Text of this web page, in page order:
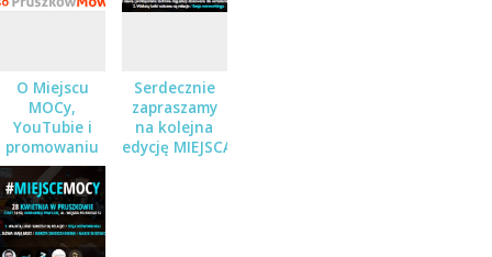
O Miejscu
MOCy,
YouTubie i
promowaniu
w internecie
– Audycja „Co
Pruszków
Mówi” w
POPRadiu
Serdecznie
zapraszamy
na kolejna
edycję MIEJSCA